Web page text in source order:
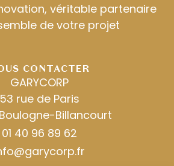
véritable partenaire
de votre projet
CONTACTER
GARYCORP
53 rue de Paris
Billancourt
01 40 96 89 62